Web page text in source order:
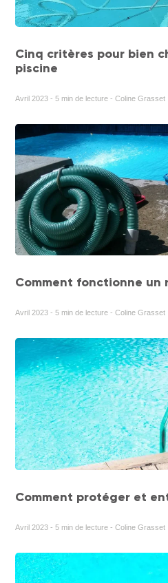
Cinq critères pour bien
piscine
Avril 2023 - 5 min de lecture - Coline Grasset
Comment fonctionne un
Avril 2023 - 5 min de lecture - Coline Grasset
Comment protéger et
Avril 2023 - 5 min de lecture - Coline Grasset